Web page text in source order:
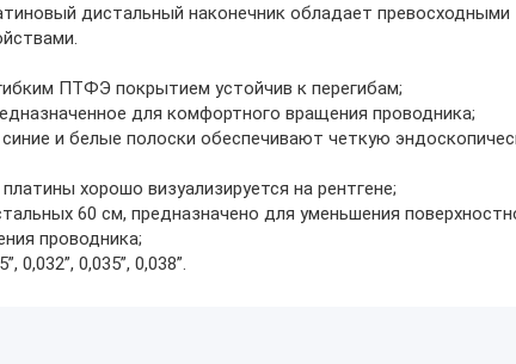
дистальный наконечник обладает превосходными
ПТФЭ покрытием устойчив к перегибам;
для комфортного вращения проводника;
и белые полоски обеспечивают четкую
хорошо визуализируется на рентгене;
60 см, предназначено для уменьшения
проводника;
0,032”, 0,035”, 0,038”.